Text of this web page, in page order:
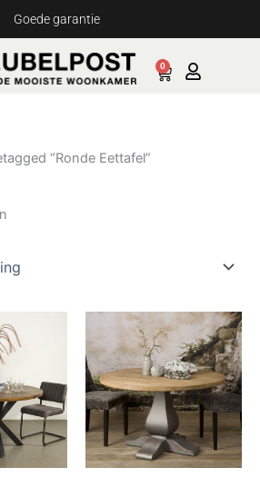
Goede garantie
0
Cart
“Ronde Eettafel”